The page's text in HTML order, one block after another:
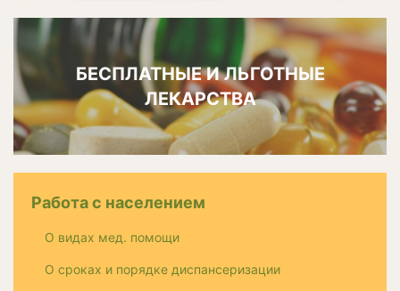
БЕСПЛАТНЫЕ И ЛЬГОТНЫЕ
ЛЕКАРСТВА
Работа с населением
О видах мед. помощи
О сроках и порядке диспансеризации